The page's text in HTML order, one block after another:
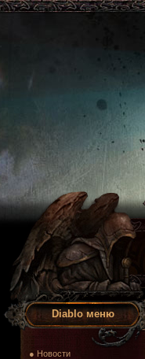
Diablo меню
● Новости